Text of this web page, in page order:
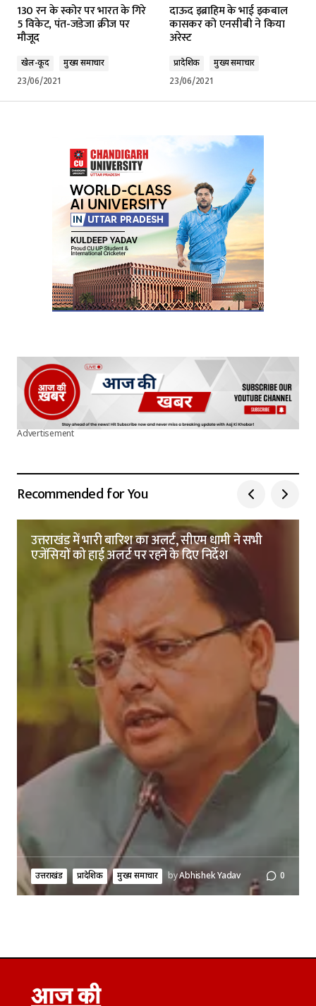
130 रन के स्कोर पर भारत के गिरे
5 विकेट, पंत-जडेजा क्रीज पर
मौजूद
खेल-कूद
मुख्य समाचार
23/06/2021
दाऊद इब्राहिम के भाई इकबाल
कासकर को एनसीबी ने किया
अरेस्ट
प्रादेशिक
मुख्य समाचार
23/06/2021
Advertisement
Recommended for You
उत्तराखंड में भारी बारिश का अलर्ट, सीएम धामी ने सभी
एजेंसियों को हाई अलर्ट पर रहने के दिए निर्देश
उत्तराखंड प्रादेशिक मुख्य समाचार byAbhishek Yadav 0